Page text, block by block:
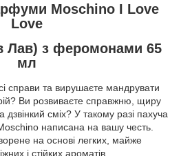
Moschino I Love
Love
Лав) з феромонами 65
мл
справи та вирушаєте мандрувати
Ви розвиваєте справжню, щиру
сміх? У такому разі пахуча
написана на вашу честь.
на основі легких, майже
і стійких ароматів.